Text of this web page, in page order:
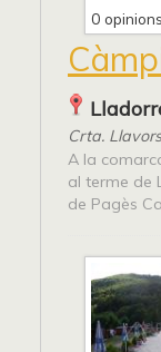
0 opinions
Crta.
A la
al terme de
de Pagès